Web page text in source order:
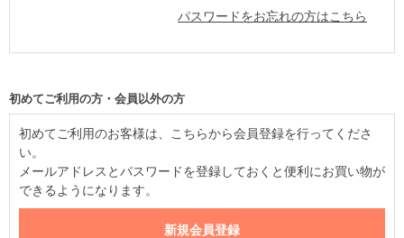
パスワードをお忘れの方はこちら
初めてご利用の方・会員以外の方
初めてご利用のお客様は、こちらから会員登録を行ってくださ
い。
メールアドレスとパスワードを登録しておくと便利にお買い物が
できるようになります。